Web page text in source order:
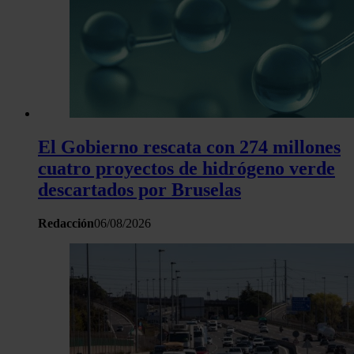
El Gobierno rescata con 274 millones
cuatro proyectos de hidrógeno verde
descartados por Bruselas
Redacción06/08/2026